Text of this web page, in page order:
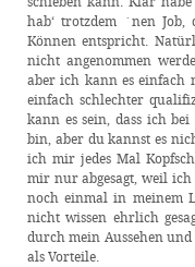
hab‘ trotzdem ´nen
Können entspricht.
nicht angenommen
aber ich kann es einfach
einfach schlechter
kann es sein, dass ich
bin, aber du kannst es
ich mir jedes Mal
mir nur abgesagt, weil
noch einmal in meinem
nicht wissen ehrlich
durch mein Aussehen
als Vorteile.